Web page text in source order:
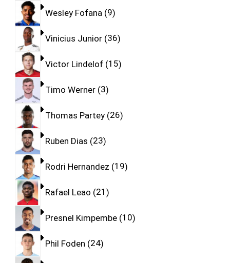
Wesley Fofana 9
Vinicius Junior 36
Victor Lindelof 15
Timo Werner 3
Thomas Partey 26
Ruben Dias 23
Rodri Hernandez 19
Rafael Leao 21
Presnel Kimpembe 10
Phil Foden 24